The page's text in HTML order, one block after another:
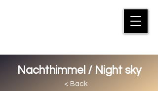
Nachthimmel / Night sky
< Back